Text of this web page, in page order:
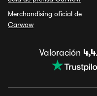
Merchandising oficial de
Carwow
Valoración